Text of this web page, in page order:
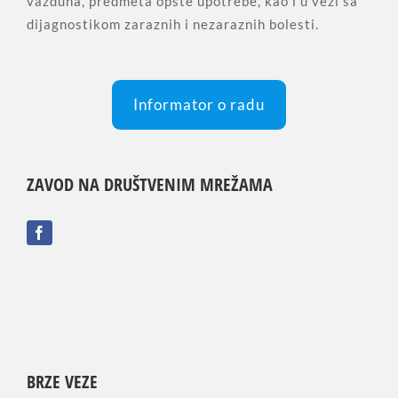
dijagnostikom zaraznih i nezaraznih bolesti.
Informator o radu
ZAVOD NA DRUŠTVENIM MREŽAMA
BRZE VEZE